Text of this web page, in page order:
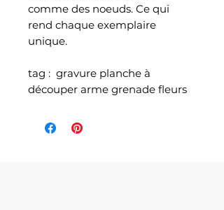
comme des noeuds. Ce qui
rend chaque exemplaire
unique.
tag : gravure planche à
découper arme grenade fleurs